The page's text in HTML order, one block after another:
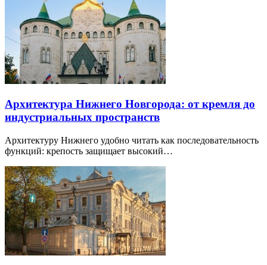
Архитектура Нижнего Новгорода: от кремля до
индустриальных пространств
Архитектуру Нижнего удобно читать как последовательность
функций: крепость защищает высокий…